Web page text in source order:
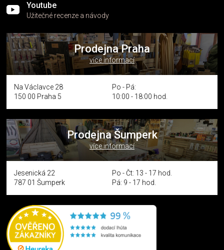
Youtube
Užitečné recenze a návody
Prodejna Praha
více informací
Na Václavce 28
150 00 Praha 5
Po - Pá:
10:00 - 18:00 hod.
Prodejna Šumperk
více informací
Jesenická 22
787 01 Šumperk
Po - Čt: 13 - 17 hod.
Pá: 9 - 17 hod.